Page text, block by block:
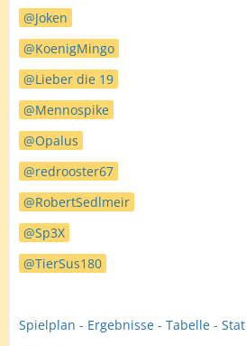
Joken
KoenigMingo
Lieber die 19
Mennospike
Opalus
redrooster67
RobertSedlmeir
Sp3X
TierSus180
Spielplan - Ergebnisse - Tabelle -